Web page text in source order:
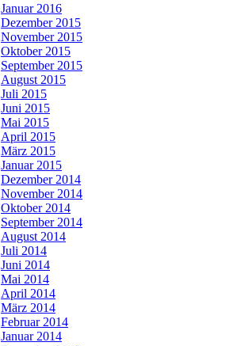
Januar 2016
Dezember 2015
November 2015
Oktober 2015
September 2015
August 2015
Juli 2015
Juni 2015
Mai 2015
April 2015
März 2015
Januar 2015
Dezember 2014
November 2014
Oktober 2014
September 2014
August 2014
Juli 2014
Juni 2014
Mai 2014
April 2014
März 2014
Februar 2014
Januar 2014